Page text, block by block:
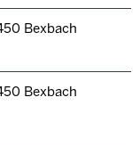
Bexbach
Bexbach